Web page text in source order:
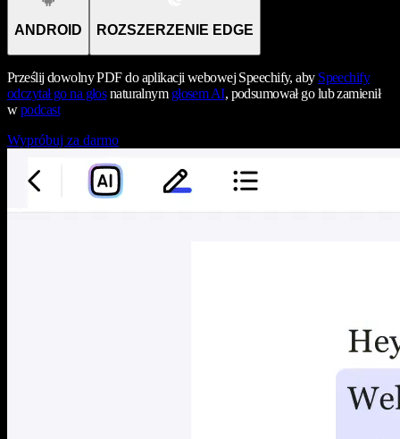
ANDROID ROZSZERZENIE EDGE
Prześlij dowolny PDF do aplikacji webowej Speechify, aby Speechify
odczytał go na głosnaturalnym głosem AI, podsumował go lub zamienił
wpodcast
Wypróbuj za darmo